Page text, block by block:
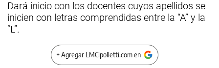
Dará inicio con los docentes cuyos apellidos se
inicien con letras comprendidas entre la “A” y la
“L”.
+ Agregar LMCipolletti.com en